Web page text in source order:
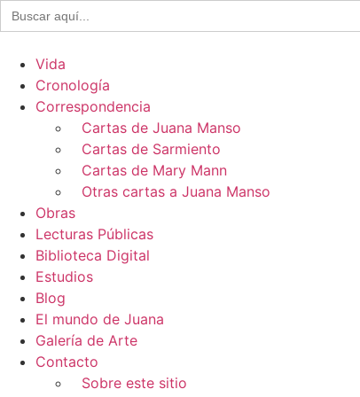
al
Buscar:
Vida
Cronología
Correspondencia
Cartas de Juana Manso
Cartas de Sarmiento
Cartas de Mary Mann
Otras cartas a Juana Manso
Obras
Lecturas Públicas
Biblioteca Digital
Estudios
Blog
El mundo de Juana
Galería de Arte
Contacto
Sobre este sitio